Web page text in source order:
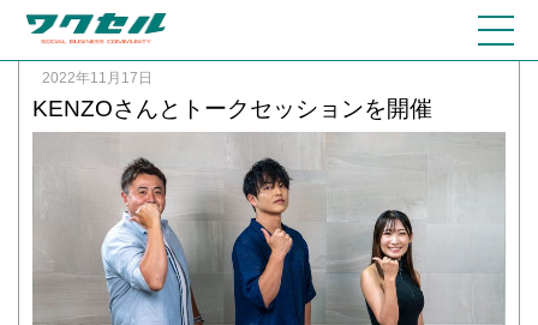
2022年11月17日
KENZOさんとトークセッションを開催